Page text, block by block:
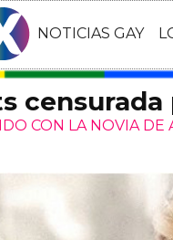
NOTICIAS GAY
CON LA NOVIA DE